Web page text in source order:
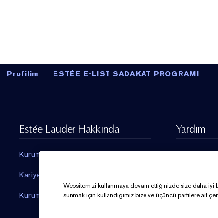
Profilim ESTÉE E-LIST SADAKAT PROGRAMI
Estée Lauder Hakkında
Kurumsal Haberler
Kariyer
Kurumsal Bilgi
Yardım
Websitemizi kullanmaya devam ettiğinizde size daha iyi
sunmak için kullandığımız bize ve üçüncü partilere ait